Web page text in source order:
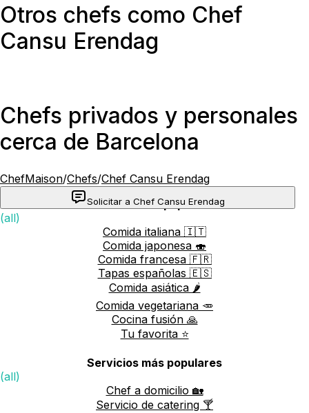
Otros chefs como Chef
Cansu Erendag
Chefs privados y personales
cerca de Barcelona
ChefMaison/Chefs/Chef Cansu Erendag
Solicitar a Chef Cansu Erendag
Cocinas más populares
(all)
Comida italiana 🇮🇹
Comida japonesa 🍣
Comida francesa 🇫🇷
Tapas españolas 🇪🇸
Comida asiática 🌶️
Comida vegetariana 🥕
Cocina fusión 🙏
Tu favorita ⭐️
Servicios más populares
(all)
Chef a domicilio 🏡
Servicio de catering 🍸